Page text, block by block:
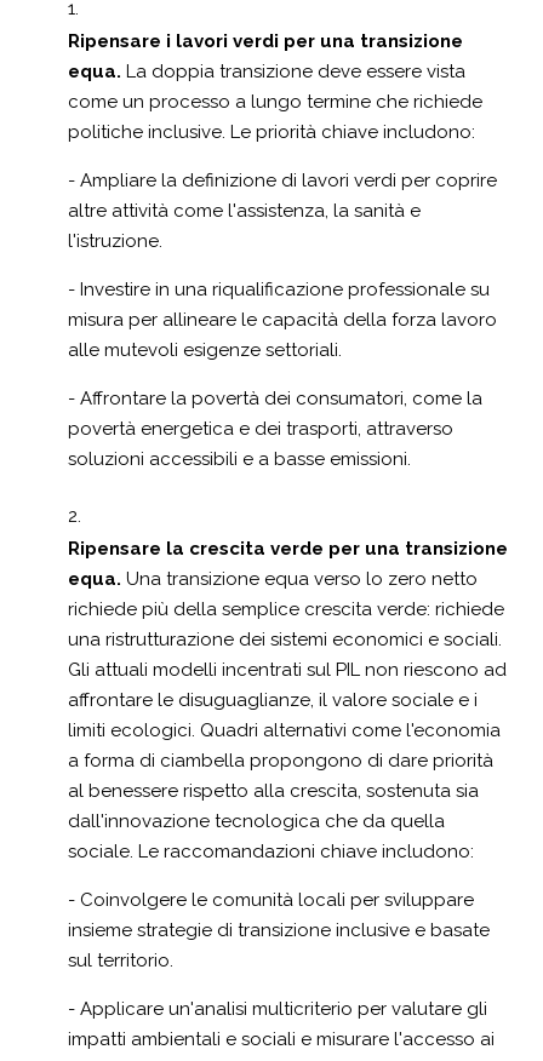
Ripensare i lavori verdi per una transizione
equa. La doppia transizione deve essere vista
come un processo a lungo termine che richiede
politiche inclusive. Le priorità chiave includono:
- Ampliare la definizione di lavori verdi per coprire
altre attività come l'assistenza, la sanità e
l'istruzione.
- Investire in una riqualificazione professionale su
misura per allineare le capacità della forza lavoro
alle mutevoli esigenze settoriali.
- Affrontare la povertà dei consumatori, come la
povertà energetica e dei trasporti, attraverso
soluzioni accessibili e a basse emissioni.
Ripensare la crescita verde per una transizione
equa. Una transizione equa verso lo zero netto
richiede più della semplice crescita verde: richiede
una ristrutturazione dei sistemi economici e sociali.
Gli attuali modelli incentrati sul PIL non riescono ad
affrontare le disuguaglianze, il valore sociale e i
limiti ecologici. Quadri alternativi come l'economia
a forma di ciambella propongono di dare priorità
al benessere rispetto alla crescita, sostenuta sia
dall'innovazione tecnologica che da quella
sociale. Le raccomandazioni chiave includono:
- Coinvolgere le comunità locali per sviluppare
insieme strategie di transizione inclusive e basate
sul territorio.
- Applicare un'analisi multicriterio per valutare gli
impatti ambientali e sociali e misurare l'accesso ai